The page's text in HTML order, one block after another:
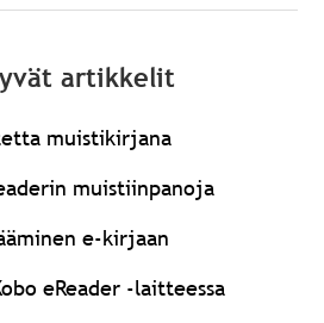
artikkelit
muistikirjana
muistiinpanoja
e-kirjaan
eReader -laitteessa